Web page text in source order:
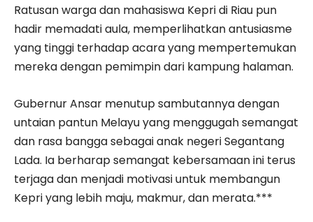
Ratusan warga dan mahasiswa Kepri di Riau pun
hadir memadati aula, memperlihatkan antusiasme
yang tinggi terhadap acara yang mempertemukan
mereka dengan pemimpin dari kampung halaman.
Gubernur Ansar menutup sambutannya dengan
untaian pantun Melayu yang menggugah semangat
dan rasa bangga sebagai anak negeri Segantang
Lada. Ia berharap semangat kebersamaan ini terus
terjaga dan menjadi motivasi untuk membangun
Kepri yang lebih maju, makmur, dan merata.***